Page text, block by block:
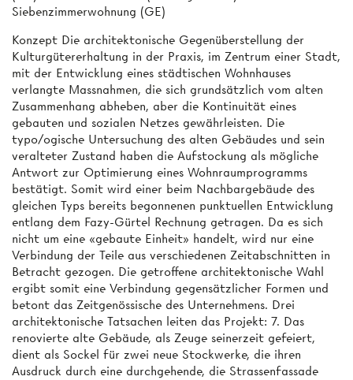
Siebenzimmerwohnung (GE)
Konzept Die architektonische Gegenüberstellung der
Kulturgütererhaltung in der Praxis, im Zentrum einer Stadt,
mit der Entwicklung eines städtischen Wohnhauses
verlangte Massnahmen, die sich grundsätzlich vom alten
Zusammenhang abheben, aber die Kontinuität eines
gebauten und sozialen Netzes gewährleisten. Die
typo/ogische Untersuchung des alten Gebäudes und sein
veralteter Zustand haben die Aufstockung als mögliche
Antwort zur Optimierung eines Wohnraumprogramms
bestätigt. Somit wird einer beim Nachbargebäude des
gleichen Typs bereits begonnenen punktuellen Entwicklung
entlang dem Fazy-Gürtel Rechnung getragen. Da es sich
nicht um eine «gebaute Einheit» handelt, wird nur eine
Verbindung der Teile aus verschiedenen Zeitabschnitten in
Betracht gezogen. Die getroffene architektonische Wahl
ergibt somit eine Verbindung gegensätzlicher Formen und
betont das Zeitgenössische des Unternehmens. Drei
architektonische Tatsachen leiten das Projekt: 7. Das
renovierte alte Gebäude, als Zeuge seinerzeit gefeiert,
dient als Sockel für zwei neue Stockwerke, die ihren
Ausdruck durch eine durchgehende, die Strassenfassade